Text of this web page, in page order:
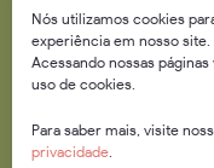
2026
Nós utilizamos cookies
experiência em nosso site.
Acessando nossas
uso de cookies.
Para saber mais, visite
privacidade.